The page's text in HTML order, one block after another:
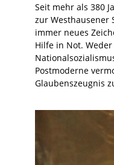
Seit mehr als 380
zur Westhausener
immer neues
Hilfe in Not.
Postmoderne
Glaubenszeugnis